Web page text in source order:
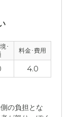
んは丁寧に説
として良かっ
リティーも良
洗面所が低い
･
料金･費用
4.0
の負担とな